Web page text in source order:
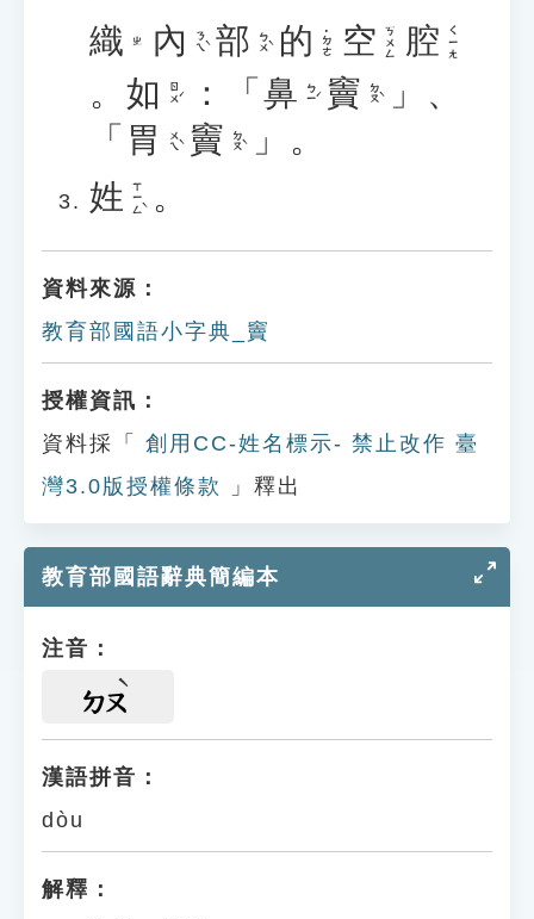
織 ㄓ 內 ㄋㄟˋ 部 ㄅㄨˋ 的 ˙ㄉㄜ 空 ㄎㄨㄥ 腔 ㄑㄧㄤ
。 如 ㄖㄨˊ ： 「 鼻 ㄅㄧˊ 竇 ㄉㄡˋ 」 、
「 胃 ㄨㄟˋ 竇 ㄉㄡˋ 」 。
姓 ㄒㄧㄥˋ 。
資料來源：
教育部國語小字典_竇
授權資訊：
資料採「
創用CC-姓名標示- 禁止改作 臺
灣3.0版授權條款
」釋出
教育部國語辭典簡編本
注音：
ㄉㄡ
漢語拼音：
dòu
解釋：